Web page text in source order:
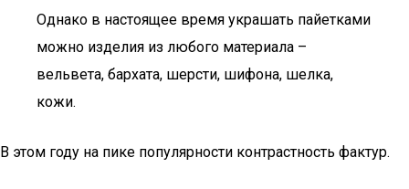
Однако в настоящее время украшать пайетками
можно изделия из любого материала –
вельвета, бархата, шерсти, шифона, шелка,
кожи.
В этом году на пике популярности контрастность фактур.